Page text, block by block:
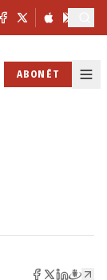
ABONĒT